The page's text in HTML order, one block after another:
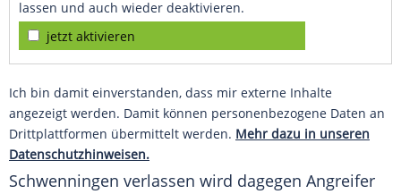
lassen und auch wieder deaktivieren.
jetzt aktivieren
Ich bin damit einverstanden, dass mir externe Inhalte
angezeigt werden. Damit können personenbezogene Daten an
Drittplattformen übermittelt werden. Mehr dazu in unseren
Datenschutzhinweisen.
Schwenningen verlassen wird dagegen Angreifer